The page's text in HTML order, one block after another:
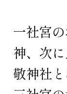
一社宮
神、次
敬神社と